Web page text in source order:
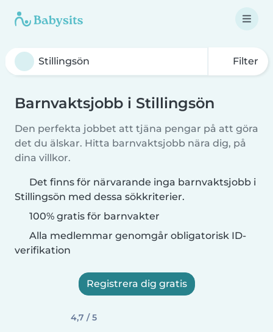
Filter
Barnvaktsjobb i Stillingsön
Den perfekta jobbet att tjäna pengar på att göra
det du älskar. Hitta barnvaktsjobb nära dig, på
dina villkor.
Det finns för närvarande inga barnvaktsjobb i
Stillingsön med dessa sökkriterier.
100% gratis för barnvakter
Alla medlemmar genomgår obligatorisk ID-
verifikation
Registrera dig gratis
4,7 / 5